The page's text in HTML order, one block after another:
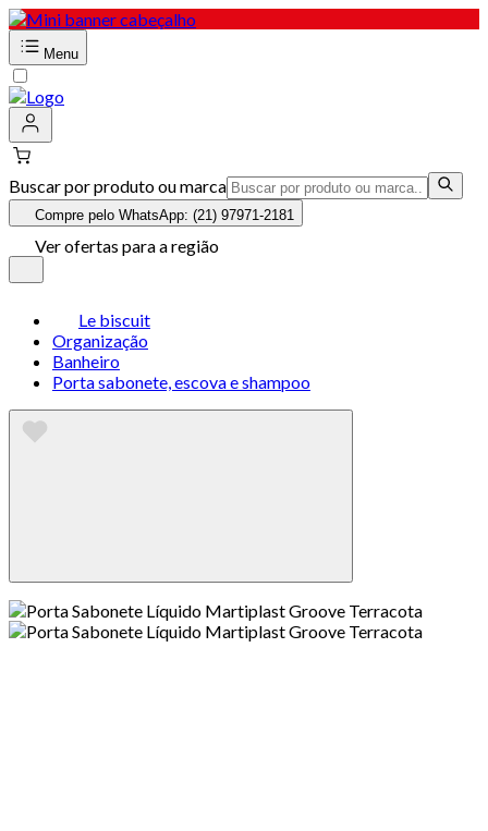
Menu
Buscar por produto ou marca
Compre pelo WhatsApp: (21) 97971-2181
Ver ofertas para a região
Le biscuit
Organização
Banheiro
Porta sabonete, escova e shampoo